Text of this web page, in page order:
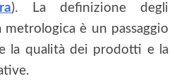
). La definizione degli
è un passaggio
la qualità dei prodotti e la